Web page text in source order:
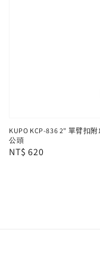
KUPO KCP-836 2" 單臂扣附
公頭
Regular
NT$ 620